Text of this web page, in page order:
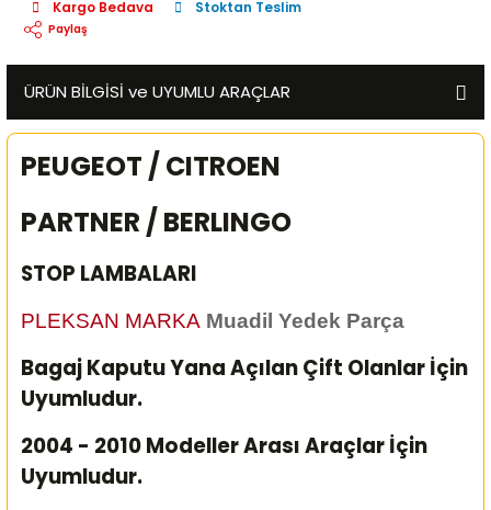
Kargo Bedava Stoktan Teslim
Paylaş
ÜRÜN BİLGİSİ ve UYUMLU ARAÇLAR
PEUGEOT / CITROEN
PARTNER / BERLINGO
STOP LAMBALARI
PLEKSAN MARKA Muadil Yedek Parça
Bagaj Kaputu Yana Açılan Çift Olanlar İçin
Uyumludur.
2004 - 2010 Modeller Arası Araçlar İçin
Uyumludur.